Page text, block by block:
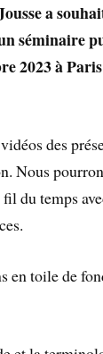
a
séminaire
2023 à
des
Nous
du temps
en toile de